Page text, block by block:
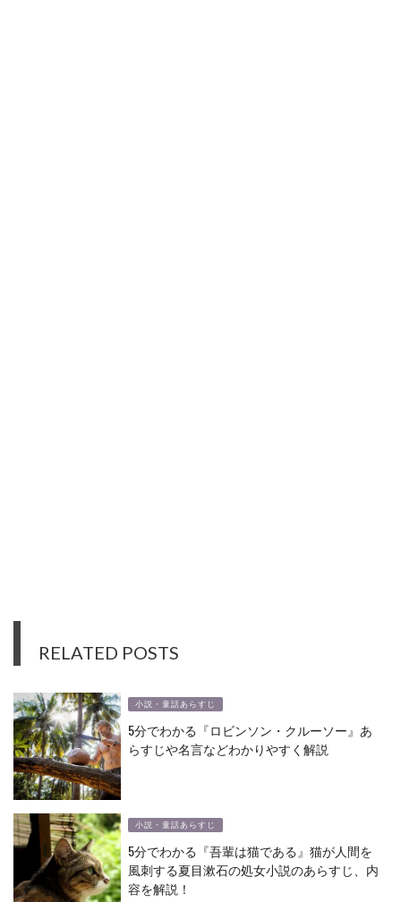
RELATED POSTS
小説・童話あらすじ
5分でわかる『ロビンソン・クルーソー』あ
らすじや名言などわかりやすく解説
小説・童話あらすじ
5分でわかる『吾輩は猫である』猫が人間を
風刺する夏目漱石の処女小説のあらすじ、内
容を解説！